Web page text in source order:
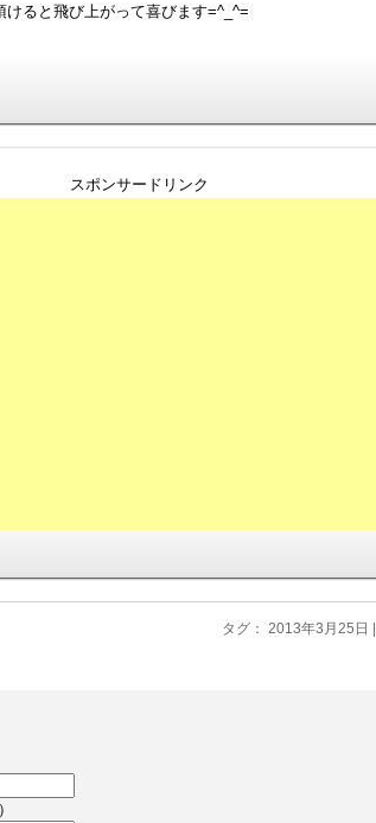
けると飛び上がって喜びます=^_^=
スポンサードリンク
タグ： 2013年3月25日 |